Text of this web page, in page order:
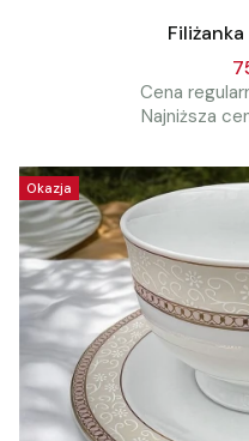
Cena
Najniższa
Okazja